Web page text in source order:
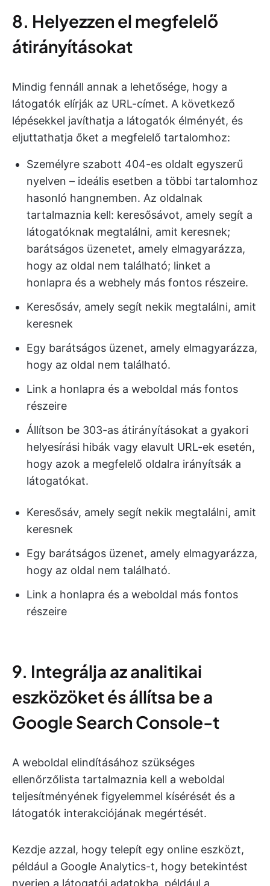
8. Helyezzen el megfelelő
átirányításokat
Mindig fennáll annak a lehetősége, hogy a
látogatók elírják az URL-címet. A következő
lépésekkel javíthatja a látogatók élményét, és
eljuttathatja őket a megfelelő tartalomhoz:
Személyre szabott 404-es oldalt egyszerű
nyelven – ideális esetben a többi tartalomhoz
hasonló hangnemben. Az oldalnak
tartalmaznia kell: keresősávot, amely segít a
látogatóknak megtalálni, amit keresnek;
barátságos üzenetet, amely elmagyarázza,
hogy az oldal nem található; linket a
honlapra és a webhely más fontos részeire.
Keresősáv, amely segít nekik megtalálni, amit
keresnek
Egy barátságos üzenet, amely elmagyarázza,
hogy az oldal nem található.
Link a honlapra és a weboldal más fontos
részeire
Állítson be 303-as átirányításokat a gyakori
helyesírási hibák vagy elavult URL-ek esetén,
hogy azok a megfelelő oldalra irányítsák a
látogatókat.
Keresősáv, amely segít nekik megtalálni, amit
keresnek
Egy barátságos üzenet, amely elmagyarázza,
hogy az oldal nem található.
Link a honlapra és a weboldal más fontos
részeire
9. Integrálja az analitikai
eszközöket és állítsa be a
Google Search Console-t
A weboldal elindításához szükséges
ellenőrzőlista tartalmaznia kell a weboldal
teljesítményének figyelemmel kísérését és a
látogatók interakciójának megértését.
Kezdje azzal, hogy telepít egy online eszközt,
például a Google Analytics-t, hogy betekintést